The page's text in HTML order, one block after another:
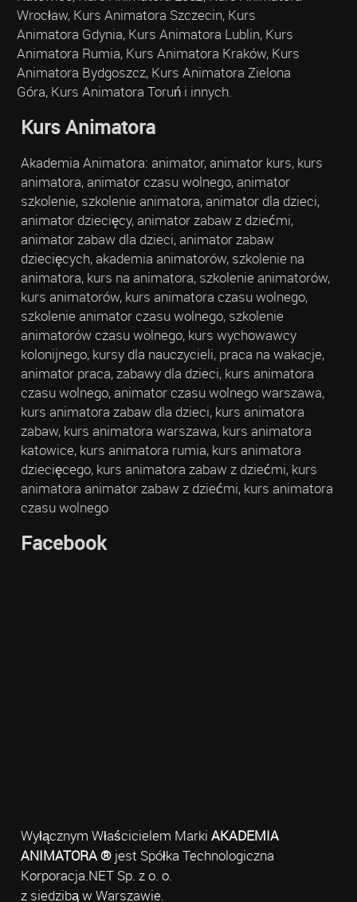
Wrocław, Kurs Animatora Szczecin, Kurs
Animatora Gdynia, Kurs Animatora Lublin, Kurs
Animatora Rumia, Kurs Animatora Kraków, Kurs
Animatora Bydgoszcz, Kurs Animatora Zielona
Góra, Kurs Animatora Toruń i innych.
Kurs Animatora
Akademia Animatora: animator, animator kurs, kurs
animatora, animator czasu wolnego, animator
szkolenie, szkolenie animatora, animator dla dzieci,
animator dziecięcy, animator zabaw z dziećmi,
animator zabaw dla dzieci, animator zabaw
dziecięcych, akademia animatorów, szkolenie na
animatora, kurs na animatora, szkolenie animatorów,
kurs animatorów, kurs animatora czasu wolnego,
szkolenie animator czasu wolnego, szkolenie
animatorów czasu wolnego, kurs wychowawcy
kolonijnego, kursy dla nauczycieli, praca na wakacje,
animator praca, zabawy dla dzieci, kurs animatora
czasu wolnego, animator czasu wolnego warszawa,
kurs animatora zabaw dla dzieci, kurs animatora
zabaw, kurs animatora warszawa, kurs animatora
katowice, kurs animatora rumia, kurs animatora
dziecięcego, kurs animatora zabaw z dziećmi, kurs
animatora animator zabaw z dziećmi, kurs animatora
czasu wolnego
Facebook
Wyłącznym Właścicielem Marki AKADEMIA
ANIMATORA ®jest Spółka Technologiczna
Korporacja.NET Sp. z o. o.
z siedzibą w Warszawie.